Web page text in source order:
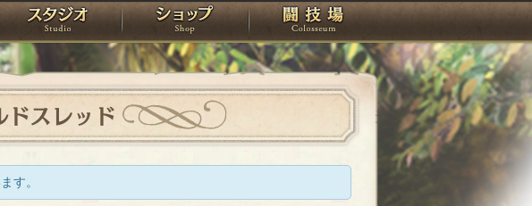
トリエ スタジオ ショップ 闘技場
ドスレッド
す。